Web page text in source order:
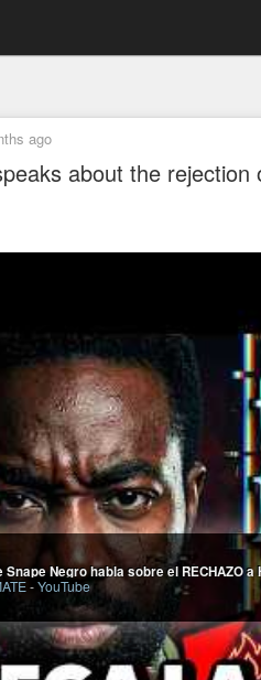
ago
about the rejection
Snape Negro habla sobre el RECHAZO
-YouTube